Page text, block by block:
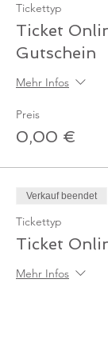
Tickettyp
Ticket
Gutschein
Mehr Infos
Preis
0,00 €
Verkauf beendet
Tickettyp
Ticket
Mehr Infos